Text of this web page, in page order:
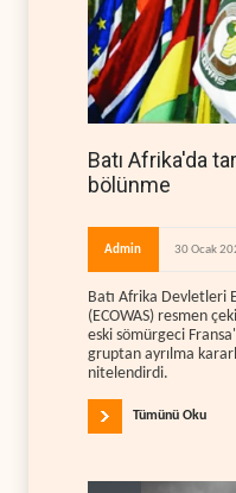
Batı Afrika'da
bölünme
Admin 30 Ocak
Batı Afrika Devletleri
(ECOWAS) resmen
eski sömürgeci
gruptan ayrılma
nitelendirdi.
Tümünü Oku